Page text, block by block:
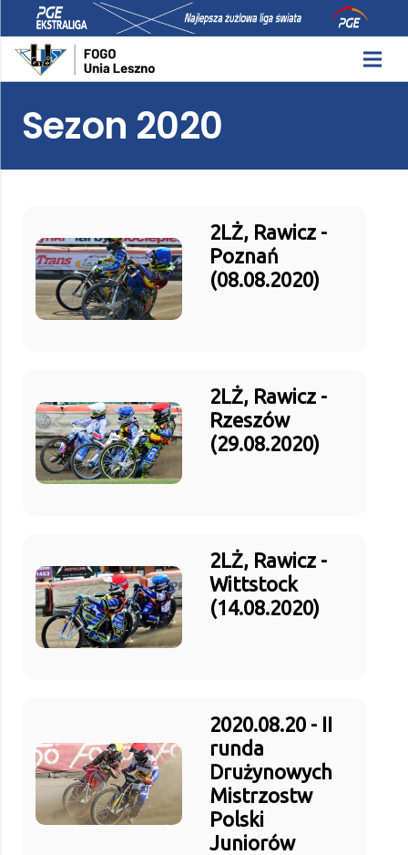
Sezon 2020
2LŻ, Rawicz -
Poznań
(08.08.2020)
2LŻ, Rawicz -
Rzeszów
(29.08.2020)
2LŻ, Rawicz -
Wittstock
(14.08.2020)
2020.08.20 - II
runda
Drużynowych
Mistrzostw
Polski
Juniorów